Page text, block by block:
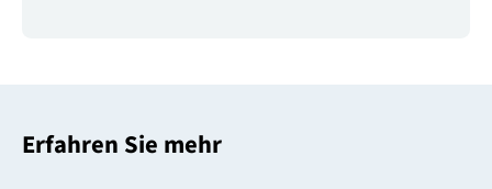
Erfahren Sie mehr